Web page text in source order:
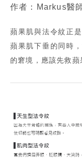
Markus醫
蘋果肌與法令紋正
蘋果肌下垂的同時
的窘境，應該先救蘋